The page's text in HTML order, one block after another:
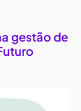
gestão de